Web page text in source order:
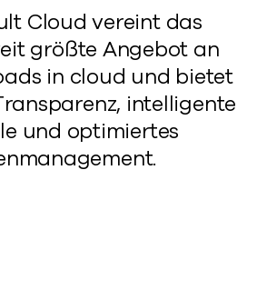
Cloud vereint das
größte Angebot an
in cloud und bietet
intelligente
und optimiertes